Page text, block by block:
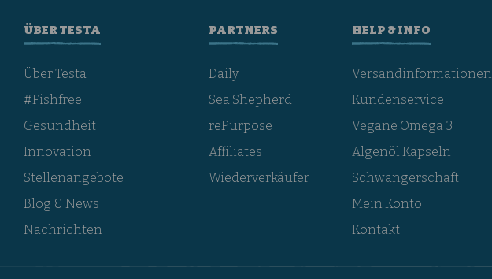
ÜBER TESTA
Über Testa
#Fishfree
Gesundheit
Innovation
Stellenangebote
Blog & News
Nachrichten
PARTNERS
Daily
Sea Shepherd
rePurpose
Affiliates
Wiederverkäufer
HELP & INFO
Versandinformationen
Kundenservice
Vegane Omega 3
Algenöl Kapseln
Schwangerschaft
Mein Konto
Kontakt